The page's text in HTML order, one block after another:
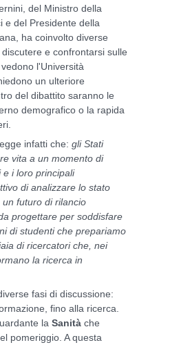
del Ministro della
e del Presidente della
ha coinvolto diverse
e confrontarsi sulle
l'Università
un ulteriore
del dibattito saranno le
demografico o la rapida
infatti che: gli Stati
vita a un momento di
i loro principali
di analizzare lo stato
un futuro di rilancio
progettare per soddisfare
di studenti che prepariamo
di ricercatori che, nei
la ricerca in
fasi di discussione:
fino alla ricerca.
la Sanità che
pomeriggio. A questa